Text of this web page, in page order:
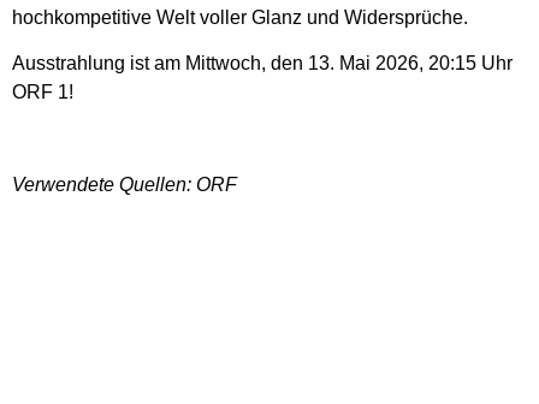
hochkompetitive Welt voller Glanz und Widersprüche.
Ausstrahlung ist am Mittwoch, den 13. Mai 2026, 20:15 Uhr
ORF 1!
Verwendete Quellen: ORF